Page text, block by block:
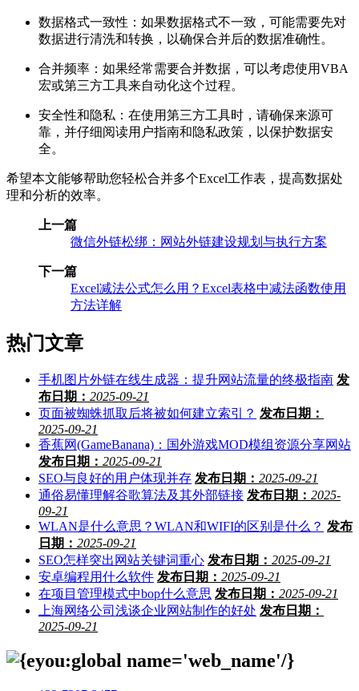
数据格式一致性：如果数据格式不一致，可能需要先对
数据进行清洗和转换，以确保合并后的数据准确性。
合并频率：如果经常需要合并数据，可以考虑使用VBA
宏或第三方工具来自动化这个过程。
安全性和隐私：在使用第三方工具时，请确保来源可
靠，并仔细阅读用户指南和隐私政策，以保护数据安
全。
希望本文能够帮助您轻松合并多个Excel工作表，提高数据处
理和分析的效率。
上一篇
微信外链松绑：网站外链建设规划与执行方案
下一篇
Excel减法公式怎么用？Excel表格中减法函数使用
方法详解
热门文章
手机图片外链在线生成器：提升网站流量的终极指南 发
布日期： 2025-09-21
页面被蜘蛛抓取后将被如何建立索引？ 发布日期：
2025-09-21
香蕉网(GameBanana)：国外游戏MOD模组资源分享网站
发布日期： 2025-09-21
SEO与良好的用户体现并存 发布日期： 2025-09-21
通俗易懂理解谷歌算法及其外部链接 发布日期： 2025-
09-21
WLAN是什么意思？WLAN和WIFI的区别是什么？ 发布
日期： 2025-09-21
SEO怎样突出网站关键词重心 发布日期： 2025-09-21
安卓编程用什么软件 发布日期： 2025-09-21
在项目管理模式中bop什么意思 发布日期： 2025-09-21
上海网络公司浅谈企业网站制作的好处 发布日期：
2025-09-21